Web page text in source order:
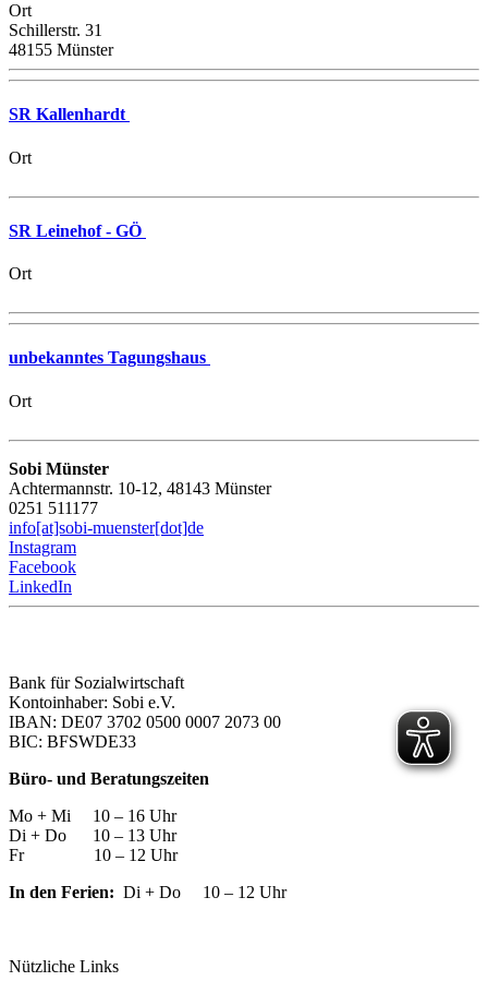
Ort
Schillerstr. 31
48155 Münster
SR Kallenhardt
Ort
SR Leinehof - GÖ
Ort
unbekanntes Tagungshaus
Ort
Sobi Münster
Achtermannstr. 10-12, 48143 Münster
0251 511177
info[at]sobi-muenster[dot]de
Instagram
Facebook
LinkedIn
Bank für Sozialwirtschaft
Kontoinhaber: Sobi e.V.
IBAN: DE07 3702 0500 0007 2073 00
BIC: BFSWDE33
Büro- und Beratungszeiten
Mo + Mi 10 – 16 Uhr
Di + Do 10 – 13 Uhr
Fr 10 – 12 Uhr
In den Ferien: Di + Do 10 – 12 Uhr
Nützliche Links